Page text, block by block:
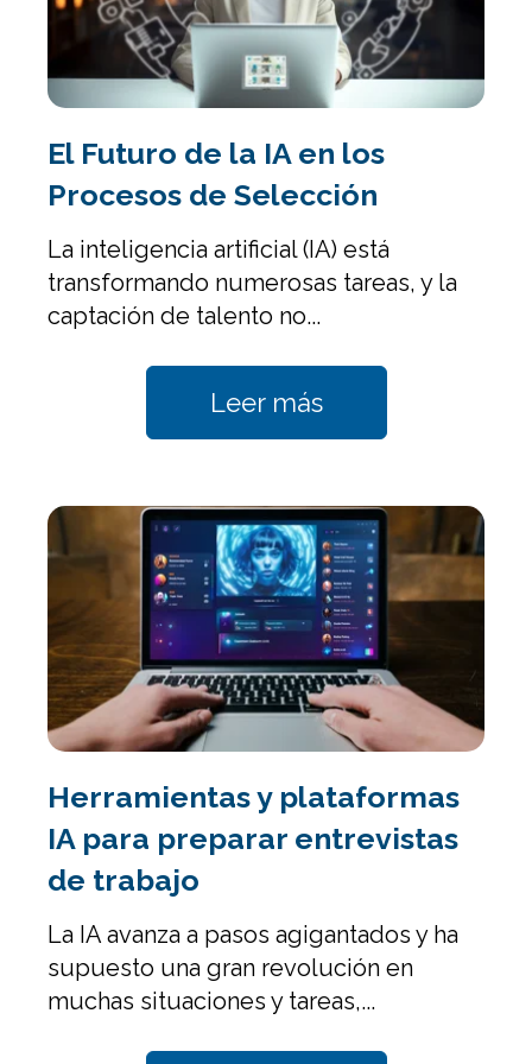
El Futuro de la IA en los
Procesos de Selección
La inteligencia artificial (IA) está
transformando numerosas tareas, y la
captación de talento no...
Leer más
Herramientas y plataformas
IA para preparar entrevistas
de trabajo
La IA avanza a pasos agigantados y ha
supuesto una gran revolución en
muchas situaciones y tareas,...